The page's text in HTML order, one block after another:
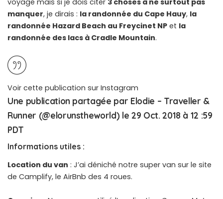
voyage mais si je dois citer 3 choses à ne surtout pas
manquer, je dirais : la randonnée du Cape Hauy, la
randonnée Hazard Beach au Freycinet NP et la
randonnée des lacs à Cradle Mountain.
Voir cette publication sur Instagram
Une publication partagée par Elodie – Traveller &
Runner (@elorunstheworld) le 29 Oct. 2018 à 12 :59
PDT
Informations utiles :
Location du van : J’ai déniché notre super van sur le site
de Camplify, le AirBnb des 4 roues.